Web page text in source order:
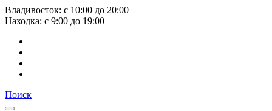
Владивосток: с 10:00 до 20:00
Находка: с 9:00 до 19:00
Поиск